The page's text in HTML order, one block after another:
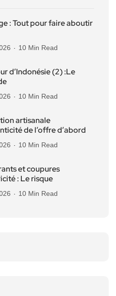
: Tout pour faire aboutir
10 Min Read
d’Indonésie (2) :Le
10 Min Read
artisanale
de l’offre d’abord
10 Min Read
et coupures
: Le risque
10 Min Read